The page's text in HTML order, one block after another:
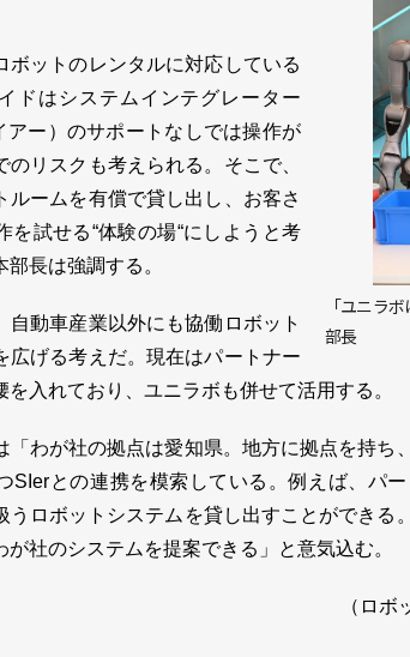
「ユニラ
部長
ットのレンタルに対応している
ドはシステムインテグレーター
アー）のサポートなしでは操作が
のリスクも考えられる。そこで、
ルームを有償で貸し出し、お客さ
を試せる“体験の場“にしようと考
長は強調する。
動車産業以外にも協働ロボット
広げる考えだ。現在はパートナー
を入れており、ユニラボも併せて活用する。
わが社の拠点は愛知県。地方に拠点を持ち
SIerとの連携を模索している。例えば、パ
うロボットシステムを貸し出すことができる
が社のシステムを提案できる」と意気込む。
（ロ